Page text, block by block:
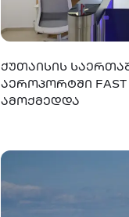
ᲥᲣᲗᲐᲘᲡᲘᲡ
ᲐᲔᲠᲝᲞᲝᲠᲢᲨᲘ FAST
ᲐᲛᲝᲥᲛᲔᲓᲓᲐ